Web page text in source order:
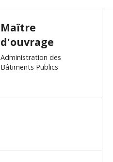
Maître
d'ouvrage
Administration des
Bâtiments Publics